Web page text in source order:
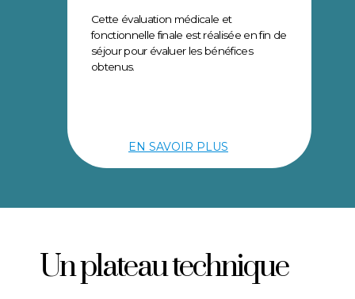
Cette évaluation médicale et
fonctionnelle finale est réalisée en fin de
séjour pour évaluer les bénéfices
obtenus.
EN SAVOIR PLUS
Un plateau technique